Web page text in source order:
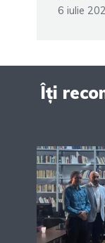
6 iulie
Îți